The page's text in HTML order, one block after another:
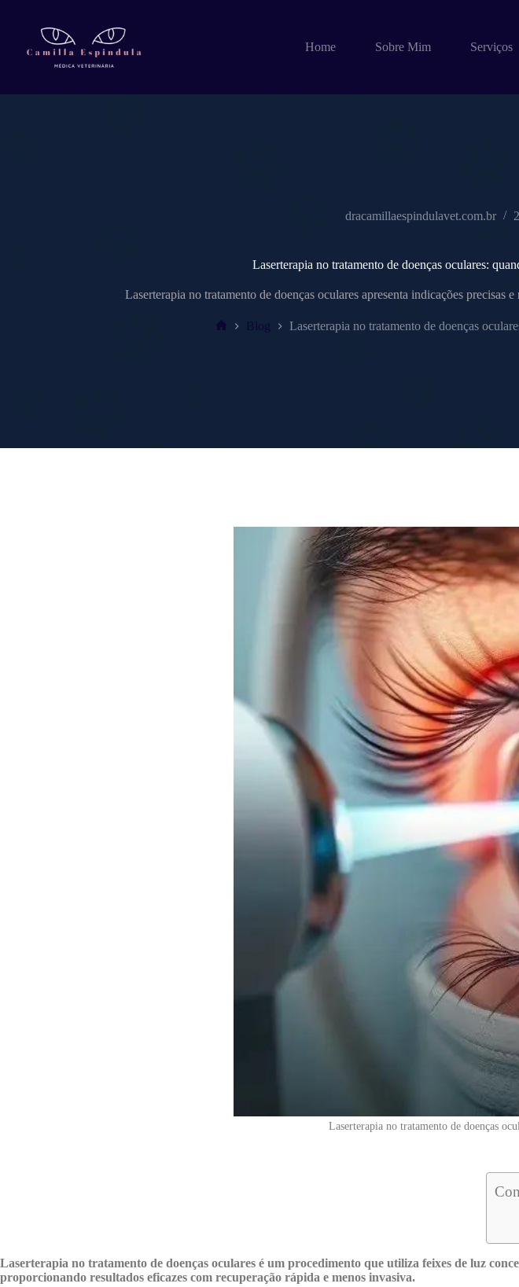
conteúdo
Home Sobre Mim Serviços
dracamillaespindulavet.com.br
Laserterapia no tratamento de doenças oculares:
Laserterapia no tratamento de doenças oculares apresenta indicações precisas
Blog Laserterapia no tratamento de doenças
Laserterapia no tratamento de doenças
Laserterapia no tratamento de doenças oculares é um procedimento que utiliza feixes de luz
proporcionando resultados eficazes com recuperação rápida e menos invasiva.